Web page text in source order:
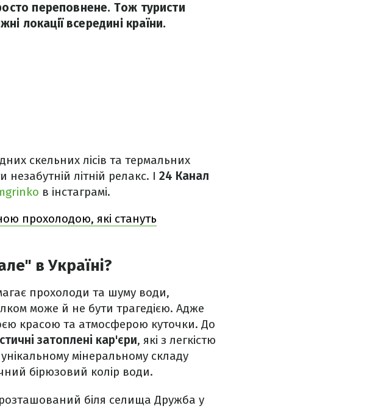
переповнене. Тож туристи
локації всередині країни.
скельних лісів та термальних
літній релакс. І 24 Канал
в інстаграмі.
прохолодою, які стануть
в Україні?
прохолоди та шуму води,
може й не бути трагедією. Адже
красою та атмосферою куточки. До
затоплені кар'єри, які з легкістю
мінеральному складу
бірюзовий колір води.
біля селища Дружба у